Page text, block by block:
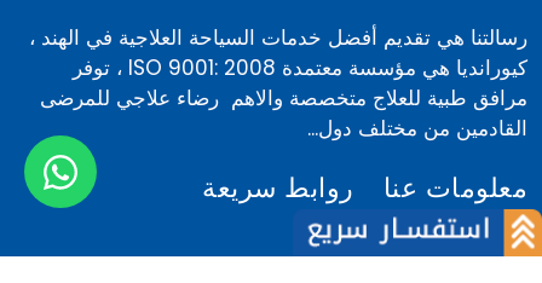
رسالتنا هي تقديم أفضل خدمات السياحة العلاجية في الهند ،
كيورانديا هي مؤسسة معتمدة ISO 9001: 2008 ، توفر
مرافق طبية للعلاج متخصصة والاهم رضاء علاجي للمرضى
القادمين من مختلف دول...
معلومات عنا
عن الشركة
روابط سريعة
أخبار